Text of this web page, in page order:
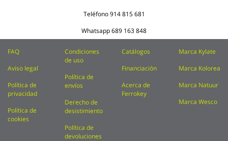
Teléfono914 815 681
Whatsapp689 163 848
FAQ
Aviso legal
Política de
privacidad
Política de
cookies
Condiciones
de uso
Política de
envíos
Derecho de
desistimiento
Política de
devoluciones
Catálogos
Financiación
Acerca de
Ferrokey
Marca Kylate
Marca Kolorea
Marca Natuur
Marca Wesco